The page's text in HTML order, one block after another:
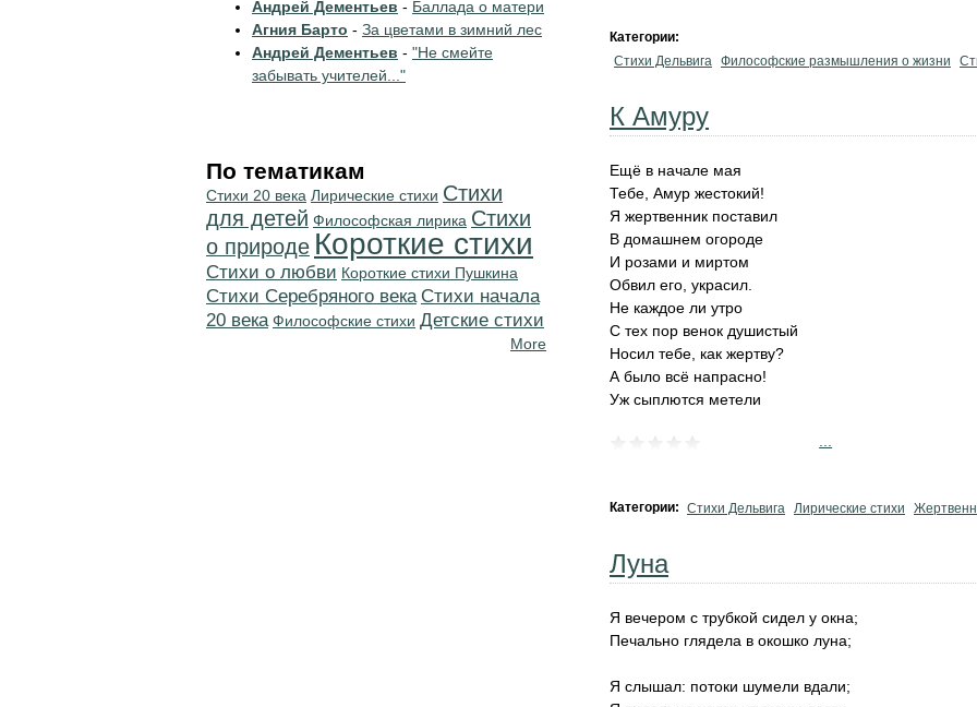
Категории:
Стихи Дельвига Философские размышления о жизни
К Амуру
Ещё в начале мая
Тебе, Амур жестокий!
Я жертвенник поставил
В домашнем огороде
И розами и миртом
Обвил его, украсил.
Не каждое ли утро
С тех пор венок душистый
Носил тебе, как жертву?
А было всё напрасно!
Уж сыплются метели
Категории: Стихи Дельвига Лирические стихи
Луна
Я вечером с трубкой сидел у окна;
Печально глядела в окошко луна;
Я слышал: потоки шумели вдали;
Андрей Дементьев - Баллада о матери
Агния Барто - За цветами в зимний лес
Андрей Дементьев - "Не смейте
забывать учителей..."
По тематикам
Стихи 20 века Лирические стихи Стихи
для детей Философская лирика Стихи
о природе Короткие стихи
Стихи о любви Короткие стихи Пушкина
Cтихи Серебряного века Cтихи начала
20 века Философские стихи Детские стихи
More